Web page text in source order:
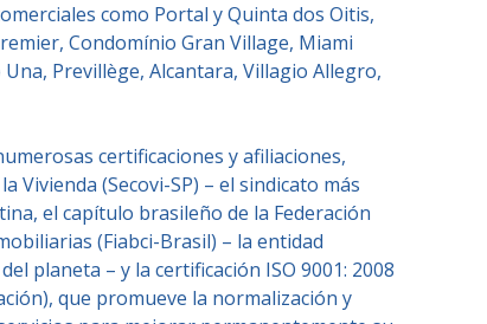
como Portal y Quinta dos Oitis,
Condomínio Gran Village, Miami
Previllège, Alcantara, Villagio Allegro,
certificaciones y afiliaciones,
Vivienda (Secovi-SP) – el sindicato más
el capítulo brasileño de la Federación
(Fiabci-Brasil) – la entidad
planeta – y la certificación ISO 9001: 2008
que promueve la normalización y